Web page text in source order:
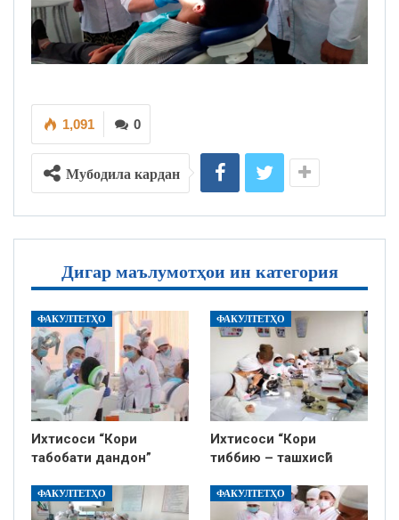
0
1,091
Мубодила кардан
Дигар маълумотҳои ин категория
ФАКУЛТЕТҲО
Ихтисоси “Кори
табобати дандон”
ФАКУЛТЕТҲО
Ихтисоси “Кори
тиббию – ташхисӣ”
ФАКУЛТЕТҲО ФАКУЛТЕТҲО